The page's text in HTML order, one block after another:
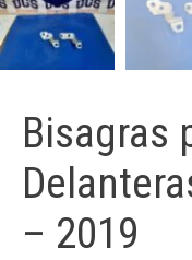
Bisagras
– 2019